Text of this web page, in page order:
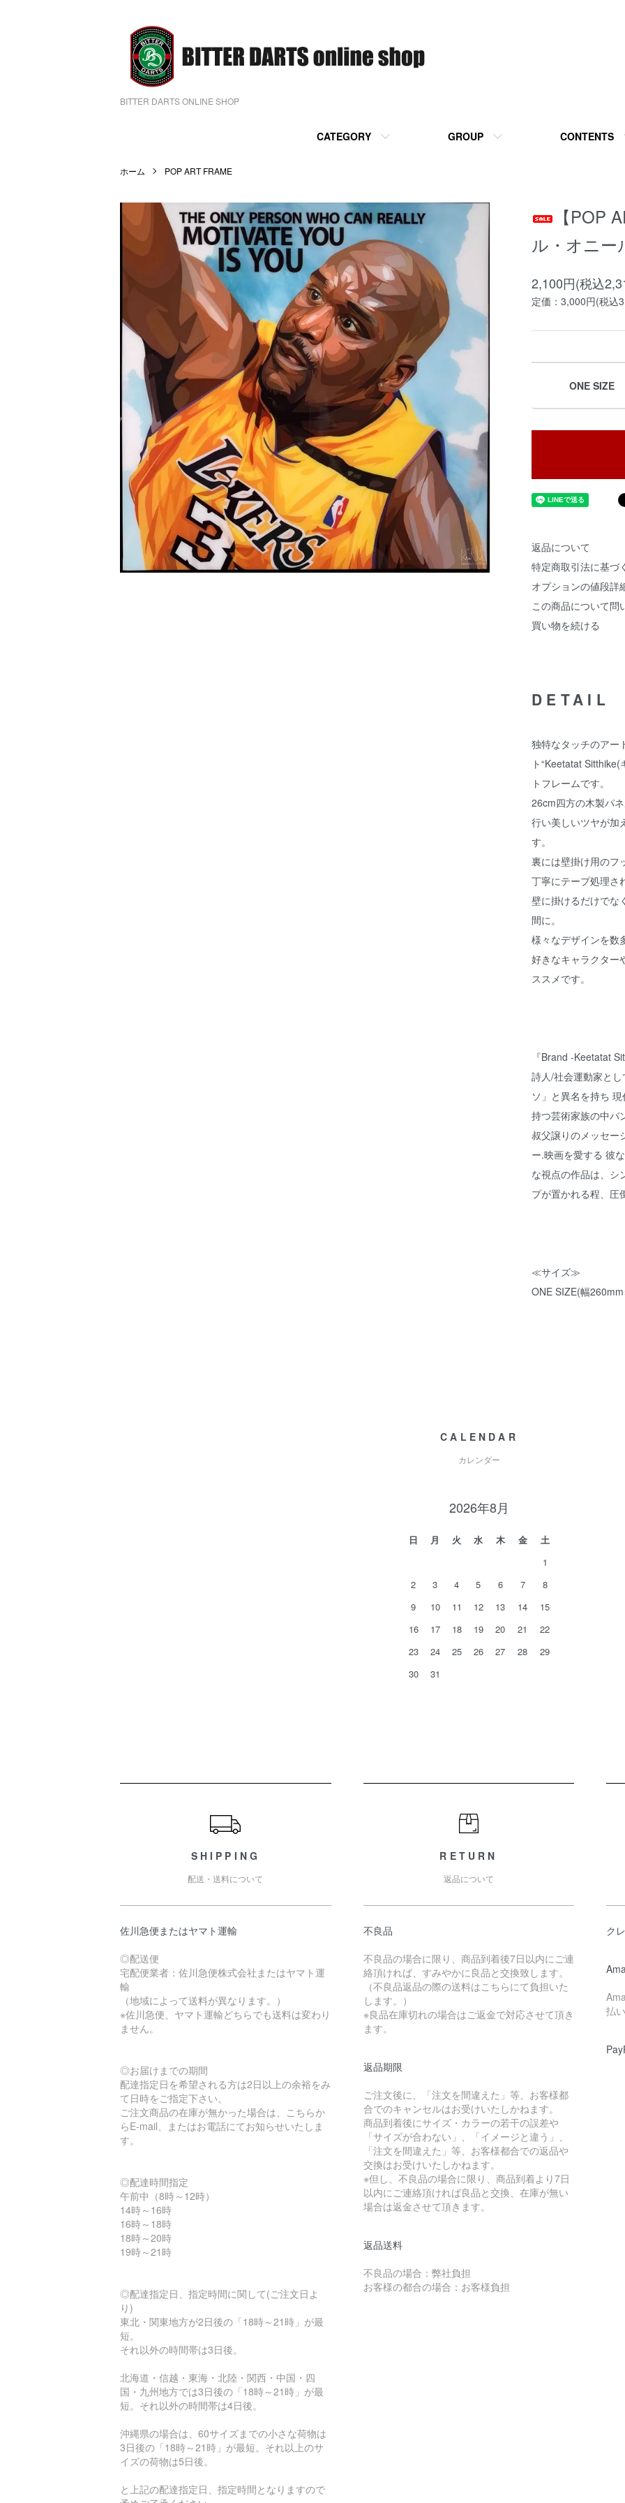
BITTER DARTS ONLINE SHOP
CATEGORY GROUP CONTENTS
ホーム POP ART FRAME
【POP
ル・オニー
2,100円(税込
定価：3,000円(税込
ONE SIZE
返品について
特定商取引法に基づ
オプションの値段詳
この商品について問
買い物を続ける
DETAIL
独特なタッチのアー
ト“Keetatat
トフレームです。
26cm四方の木製パ
行い美しいツヤが加
す。
裏には壁掛け用のフ
丁寧にテープ処理さ
壁に掛けるだけでな
間に。
様々なデザインを数
好きなキャラクター
ススメです。
『Brand -Keetatat
詩人/社会運動家と
ソ」と異名を持ち
持つ芸術家族の中バ
叔父譲りのメッセー
ー.映画を愛する 彼
な視点の作品は、シ
プが置かれる程、圧
≪サイズ≫
ONE SIZE(幅
CALENDAR
カレンダー
2026年8月
日 月 火 水 木 金
土
1
2
3 4 5 6 7
8
9
10 11 12 13 14
15
16
17 18 19 20 21
22
23
24 25 26 27 28
29
30
31
SHIPPING
配送・送料について
佐川急便またはヤマト運輸
◎配送便
宅配便業者：佐川急便株式会社またはヤマト運
輸
（地域によって送料が異なります。）
※佐川急便、ヤマト運輸どちらでも送料は変わり
ません。
◎お届けまでの期間
配達指定日を希望される方は2日以上の余裕をみ
て日時をご指定下さい。
ご注文商品の在庫が無かった場合は、こちらか
らE-mail、またはお電話にてお知らせいたしま
す。
◎配達時間指定
午前中（8時～12時）
14時～16時
16時～18時
18時～20時
19時～21時
◎配達指定日、指定時間に関して(ご注文日よ
り)
東北・関東地方が2日後の「18時～21時」が最
短。
それ以外の時間帯は3日後。
北海道・信越・東海・北陸・関西・中国・四
国・九州地方では3日後の「18時～21時」が最
短。それ以外の時間帯は4日後。
沖縄県の場合は、60サイズまでの小さな荷物は
3日後の「18時～21時」が最短。それ以上のサ
イズの荷物は5日後。
と上記の配達指定日、指定時間となりますので
RETURN
返品について
不良品
不良品の場合に限り、商品到着後7日以内にご連
絡頂ければ、すみやかに良品と交換致します。
（不良品返品の際の送料はこちらにて負担いた
します。）
※良品在庫切れの場合はご返金で対応させて頂き
ます。
返品期限
ご注文後に、「注文を間違えた」等、お客様都
合でのキャンセルはお受けいたしかねます。
商品到着後にサイズ・カラーの若干の誤差や
「サイズが合わない」、「イメージと違う」、
「注文を間違えた」等、お客様都合での返品や
交換はお受けいたしかねます。
※但し、不良品の場合に限り、商品到着より7日
以内にご連絡頂ければ良品と交換、在庫が無い
場合は返金させて頂きます。
返品送料
不良品の場合：弊社負担
お客様の都合の場合：お客様負担
ク
払